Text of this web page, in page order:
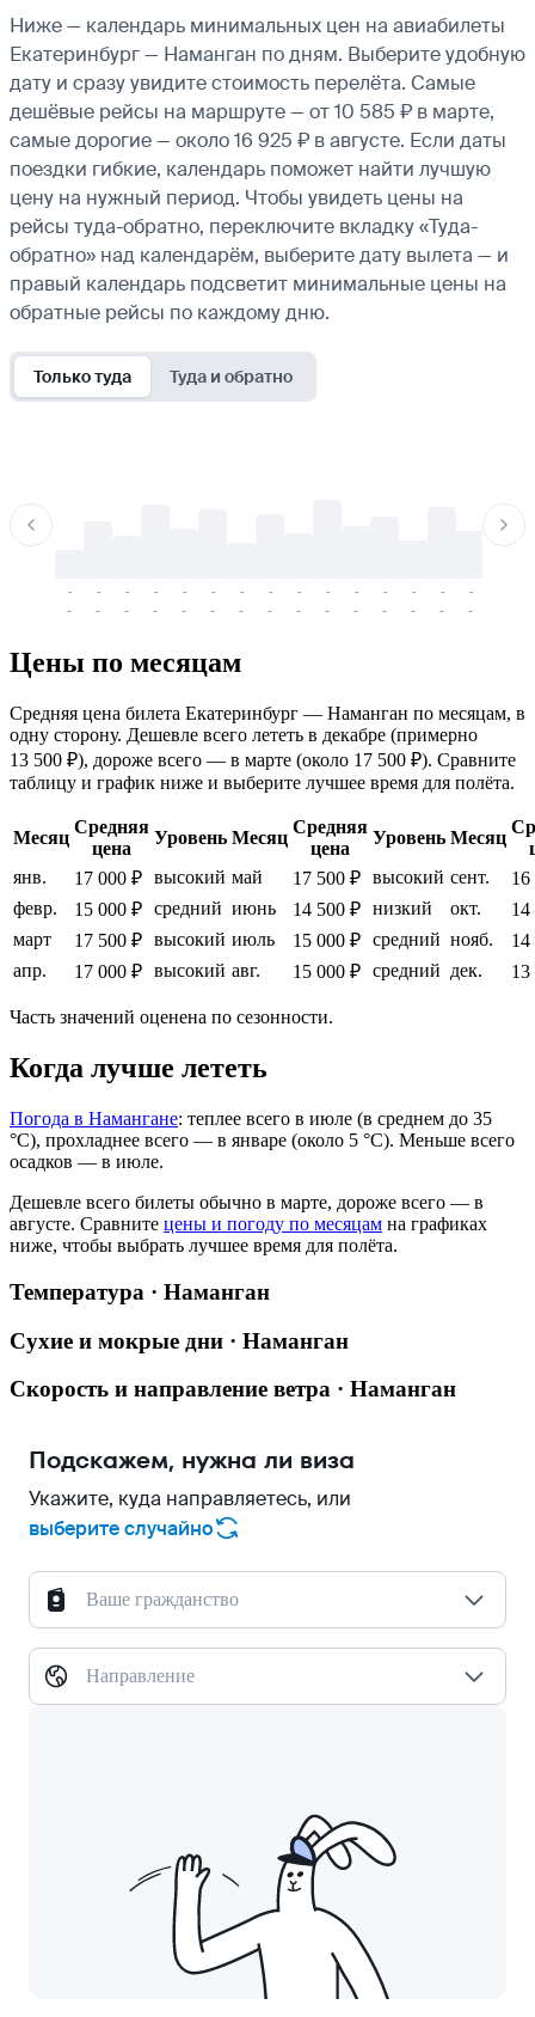
Ниже — календарь минимальных цен на авиабилеты
Екатеринбург — Наманган по дням. Выберите удобную
дату и сразу увидите стоимость перелёта. Самые
дешёвые рейсы на маршруте — от 10 585 ₽ в марте,
самые дорогие — около 16 925 ₽ в августе. Если даты
поездки гибкие, календарь поможет найти лучшую
цену на нужный период. Чтобы увидеть цены на
рейсы туда-обратно, переключите вкладку «Туда-
обратно» над календарём, выберите дату вылета — и
правый календарь подсветит минимальные цены на
обратные рейсы по каждому дню.
Только туда Туда и обратно
-
-
-
-
-
-
-
-
-
-
-
-
-
-
-
-
-
-
-
-
-
-
-
-
-
-
-
-
-
-
Цены по месяцам
Средняя цена билета Екатеринбург — Наманган по месяцам, в
одну сторону. Дешевле всего лететь в декабре (примерно
13 500 ₽), дороже всего — в марте (около 17 500 ₽). Сравните
таблицу и график ниже и выберите лучшее время для полёта.
Месяц
Средняя
цена
Уровень Месяц
Средняя
цена
Уровень Месяц
янв.
17 000 ₽ высокий май 17 500 ₽ высокий сент.
16
февр.
15 000 ₽ средний июнь 14 500 ₽ низкий окт.
14
март
17 500 ₽ высокий июль 15 000 ₽ средний нояб.
14
апр.
17 000 ₽ высокий авг. 15 000 ₽ средний дек. 13
Часть значений оценена по сезонности.
Когда лучше лететь
Погода в Намангане: теплее всего в июле (в среднем до 35
°C), прохладнее всего — в январе (около 5 °C). Меньше всего
осадков — в июле.
Дешевле всего билеты обычно в марте, дороже всего — в
августе. Сравните цены и погоду по месяцам на графиках
ниже, чтобы выбрать лучшее время для полёта.
Температура · Наманган
Сухие и мокрые дни · Наманган
Скорость и направление ветра · Наманган
Подскажем, нужна ли виза
Укажите, куда направляетесь, или
выберите случайно
Ваше гражданство
Направление